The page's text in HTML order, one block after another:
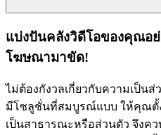
แบ่งปันคลังวิดีโอของคุณอ
โฆษณามาขัด!
ไม่ต้องกังวลเกี่ยวกับความเป็น
มีโซลูชั่นที่สมบูรณ์แบบ ให้คุณตั้
เป็นสาธารณะหรือส่วนตัว จึงค